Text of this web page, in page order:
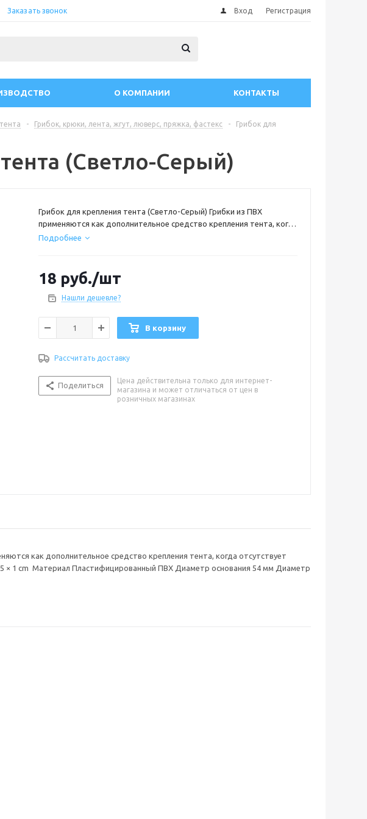
Заказать звонок Вход Регистрация
О КОМПАНИИ КОНТАКТЫ
- Грибок, крюки, лента, жгут, люверс, пряжка, фастекс -
Грибок для
(Светло-Серый)
Грибок для крепления тента (Светло-Серый) Грибки из ПВХ
применяются как дополнительное средство крепления тента, когда
отсутствует привальный брус с защитой от обратной волны.
Подробнее
18 руб./шт
Нашли дешевле?
В корзину
Рассчитать доставку
Поделиться
Цена действительна только для интернет-
магазина и может отличаться от цен в
розничных магазинах
как дополнительное средство крепления тента, когда отсутствует
× 1 cm Материал Пластифицированный ПВХ Диаметр основания 54 мм Диаметр